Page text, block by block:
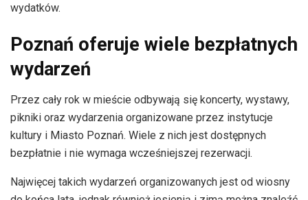
wydatków.
Poznań oferuje wiele bezpłatnych
wydarzeń
Przez cały rok w mieście odbywają się koncerty, wystawy,
pikniki oraz wydarzenia organizowane przez instytucje
kultury i Miasto Poznań. Wiele z nich jest dostępnych
bezpłatnie i nie wymaga wcześniejszej rezerwacji.
Najwięcej takich wydarzeń organizowanych jest od wiosny